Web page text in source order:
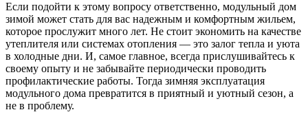
Если подойти к этому вопросу ответственно, модульный дом
зимой может стать для вас надежным и комфортным жильем,
которое прослужит много лет. Не стоит экономить на качестве
утеплителя или системах отопления — это залог тепла и уюта
в холодные дни. И, самое главное, всегда прислушивайтесь к
своему опыту и не забывайте периодически проводить
профилактические работы. Тогда зимняя эксплуатация
модульного дома превратится в приятный и уютный сезон, а
не в проблему.